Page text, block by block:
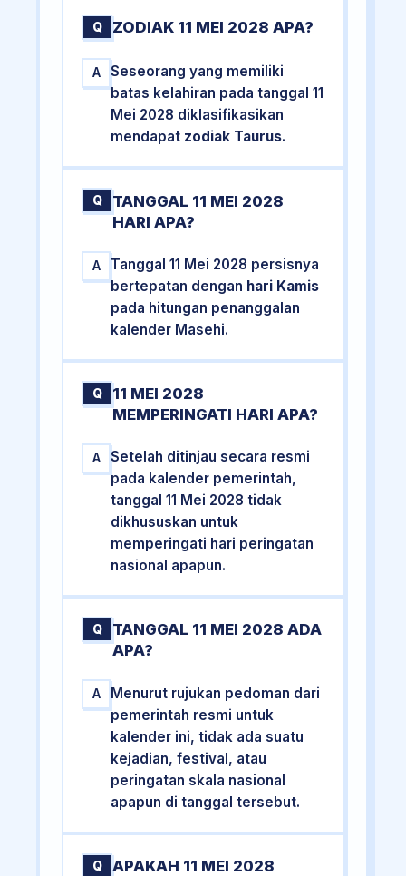
Q ZODIAK 11 MEI 2028 APA?
A
Seseorang yang memiliki
batas kelahiran pada tanggal 11
Mei 2028 diklasifikasikan
mendapat zodiak Taurus.
Q
TANGGAL 11 MEI 2028
HARI APA?
A
Tanggal 11 Mei 2028 persisnya
bertepatan dengan hari Kamis
pada hitungan penanggalan
kalender Masehi.
Q
11 MEI 2028
MEMPERINGATI HARI APA?
A
Setelah ditinjau secara resmi
pada kalender pemerintah,
tanggal 11 Mei 2028 tidak
dikhususkan untuk
memperingati hari peringatan
nasional apapun.
Q
TANGGAL 11 MEI 2028 ADA
APA?
A
Menurut rujukan pedoman dari
pemerintah resmi untuk
kalender ini, tidak ada suatu
kejadian, festival, atau
peringatan skala nasional
apapun di tanggal tersebut.
Q
APAKAH 11 MEI 2028